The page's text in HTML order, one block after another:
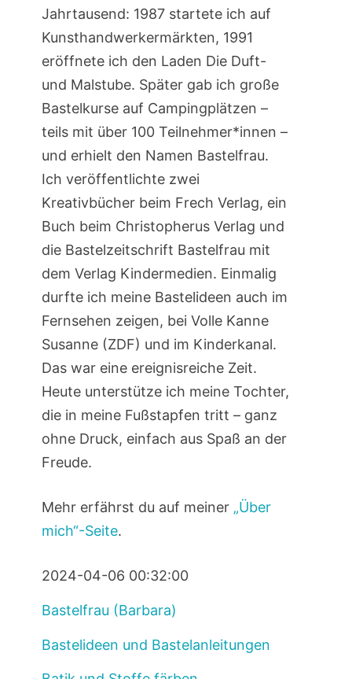
Jahrtausend: 1987 startete ich auf
Kunsthandwerkermärkten, 1991
eröffnete ich den Laden Die Duft-
und Malstube. Später gab ich große
Bastelkurse auf Campingplätzen –
teils mit über 100 Teilnehmer*innen –
und erhielt den Namen Bastelfrau.
Ich veröffentlichte zwei
Kreativbücher beim Frech Verlag, ein
Buch beim Christopherus Verlag und
die Bastelzeitschrift Bastelfrau mit
dem Verlag Kindermedien. Einmalig
durfte ich meine Bastelideen auch im
Fernsehen zeigen, bei Volle Kanne
Susanne (ZDF) und im Kinderkanal.
Das war eine ereignisreiche Zeit.
Heute unterstütze ich meine Tochter,
die in meine Fußstapfen tritt – ganz
ohne Druck, einfach aus Spaß an der
Freude.
Mehr erfährst du auf meiner „Über
mich“-Seite.
2024-04-06 00:32:00
Bastelfrau (Barbara)
Bastelideen und Bastelanleitungen